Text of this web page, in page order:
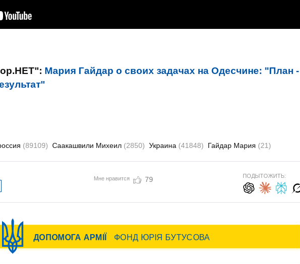
Мария Гайдар о своих задачах на Одесчине: "План -
(89109) Саакашвили Михеил (2850) Украина (41848) Гайдар Мария (21)
Мне нравится 79 ПОДЫТОЖИТЬ: